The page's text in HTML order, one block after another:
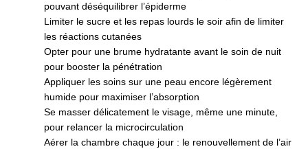
pouvant déséquilibrer l’épiderme
Limiter le sucre et les repas lourds le soir afin de limiter
les réactions cutanées
Opter pour une brume hydratante avant le soin de nuit
pour booster la pénétration
Appliquer les soins sur une peau encore légèrement
humide pour maximiser l’absorption
Se masser délicatement le visage, même une minute,
pour relancer la microcirculation
Aérer la chambre chaque jour : le renouvellement de l’air